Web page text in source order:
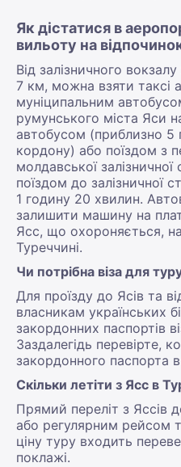
Як дістатися в
вильоту на
Від залізничного
7 км, можна взяти таксі
муніципальним
румунського міста Яси
автобусом (приблизно
кордону) або поїздом з
молдавської залізничної
поїздом до залізничної
1 годину 20 хвилин.
залишити машину на
Ясс, що охороняється,
Туреччині.
Чи потрібна віза для
Для проїзду до Ясів та
власникам українських
закордонних паспортів
Заздалегідь перевірте,
закордонного паспорта
Скільки летіти з Ясс в
Прямий переліт з Яссів
або регулярним рейсом
ціну туру входить
поклажі.